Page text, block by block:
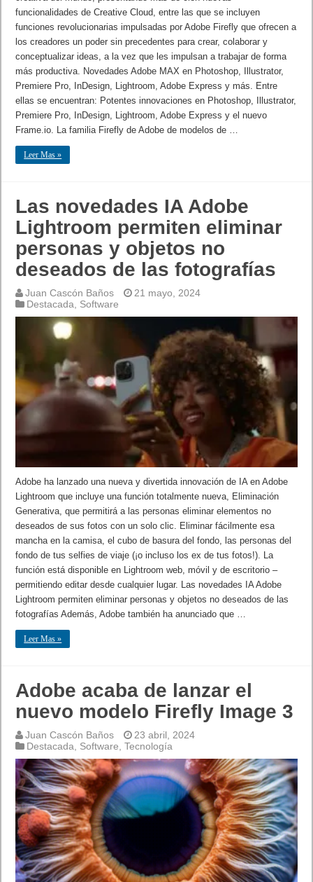
funcionalidades de Creative Cloud, entre las que se incluyen
funciones revolucionarias impulsadas por Adobe Firefly que ofrecen a
los creadores un poder sin precedentes para crear, colaborar y
conceptualizar ideas, a la vez que les impulsan a trabajar de forma
más productiva. Novedades Adobe MAX en Photoshop, Illustrator,
Premiere Pro, InDesign, Lightroom, Adobe Express y más. Entre
ellas se encuentran: Potentes innovaciones en Photoshop, Illustrator,
Premiere Pro, InDesign, Lightroom, Adobe Express y el nuevo
Frame.io. La familia Firefly de Adobe de modelos de …
Leer Mas »
Las novedades IA Adobe
Lightroom permiten eliminar
personas y objetos no
deseados de las fotografías
Juan Cascón Baños
21 mayo, 2024
Destacada
Software
Adobe ha lanzado una nueva y divertida innovación de IA en Adobe
Lightroom que incluye una función totalmente nueva, Eliminación
Generativa, que permitirá a las personas eliminar elementos no
deseados de sus fotos con un solo clic. Eliminar fácilmente esa
mancha en la camisa, el cubo de basura del fondo, las personas del
fondo de tus selfies de viaje (¡o incluso los ex de tus fotos!). La
función está disponible en Lightroom web, móvil y de escritorio –
permitiendo editar desde cualquier lugar. Las novedades IA Adobe
Lightroom permiten eliminar personas y objetos no deseados de las
fotografías Además, Adobe también ha anunciado que …
Leer Mas »
Adobe acaba de lanzar el
nuevo modelo Firefly Image 3
Juan Cascón Baños
23 abril, 2024
Destacada
Software ,Tecnología